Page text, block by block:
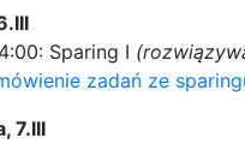
Sparing I
zadań ze
7.III